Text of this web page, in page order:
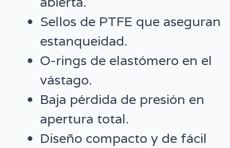
Sellos de PTFE que aseguran
estanqueidad.
O-rings de elastómero en el
vástago.
Baja pérdida de presión en
apertura total.
Diseño compacto y de fácil